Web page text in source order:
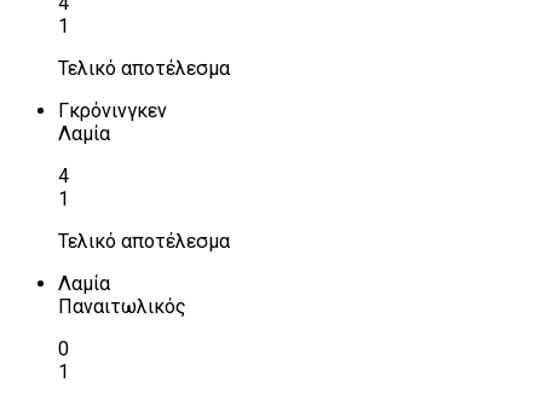
1
Τελικό αποτέλεσμα
Γκρόνινγκεν
Λαμία
4
1
Τελικό αποτέλεσμα
Λαμία
Παναιτωλικός
0
1